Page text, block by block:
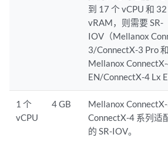
到 17 个 vCPU 和 32
vRAM，则需要 SR-
IOV（Mellanox
3/ConnectX-3 Pro 和
Mellanox
EN/ConnectX-4 Lx
1 个
vCPU
4 GB
Mellanox
ConnectX-4 系列适
的 SR-IOV。